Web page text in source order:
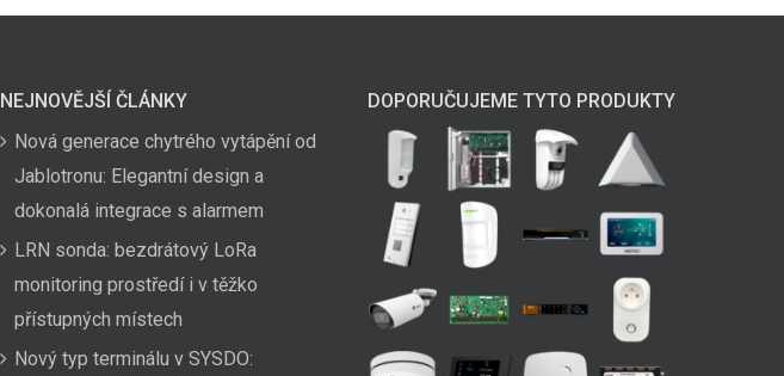
NEJNOVĚJŠÍ ČLÁNKY
Nová generace chytrého vytápění od
Jablotronu: Elegantní design a
dokonalá integrace s alarmem
LRN sonda: bezdrátový LoRa
monitoring prostředí i v těžko
přístupných místech
Nový typ terminálu v SYSDO:
DOPORUČUJEME TYTO PRODUKTY